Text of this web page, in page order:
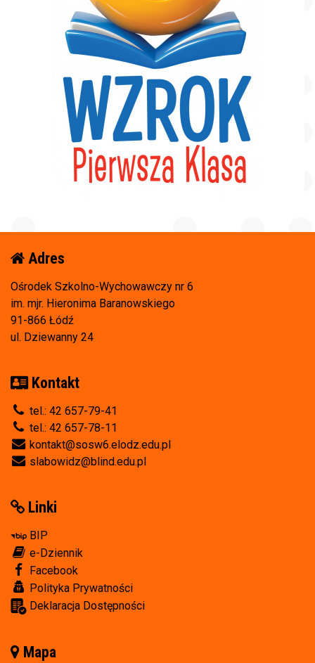
Adres
Ośrodek Szkolno-Wychowawczy nr 6
im. mjr. Hieronima Baranowskiego
91-866 Łódź
ul. Dziewanny 24
Kontakt
tel.: 42 657-79-41
tel.: 42 657-78-11
kontakt@sosw6.elodz.edu.pl
slabowidz@blind.edu.pl
Linki
BIP
e-Dziennik
Facebook
Polityka Prywatności
Deklaracja Dostępności
Mapa